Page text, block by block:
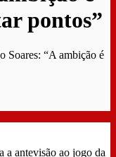
pontos”
Soares: “A ambição é
a antevisão ao jogo da